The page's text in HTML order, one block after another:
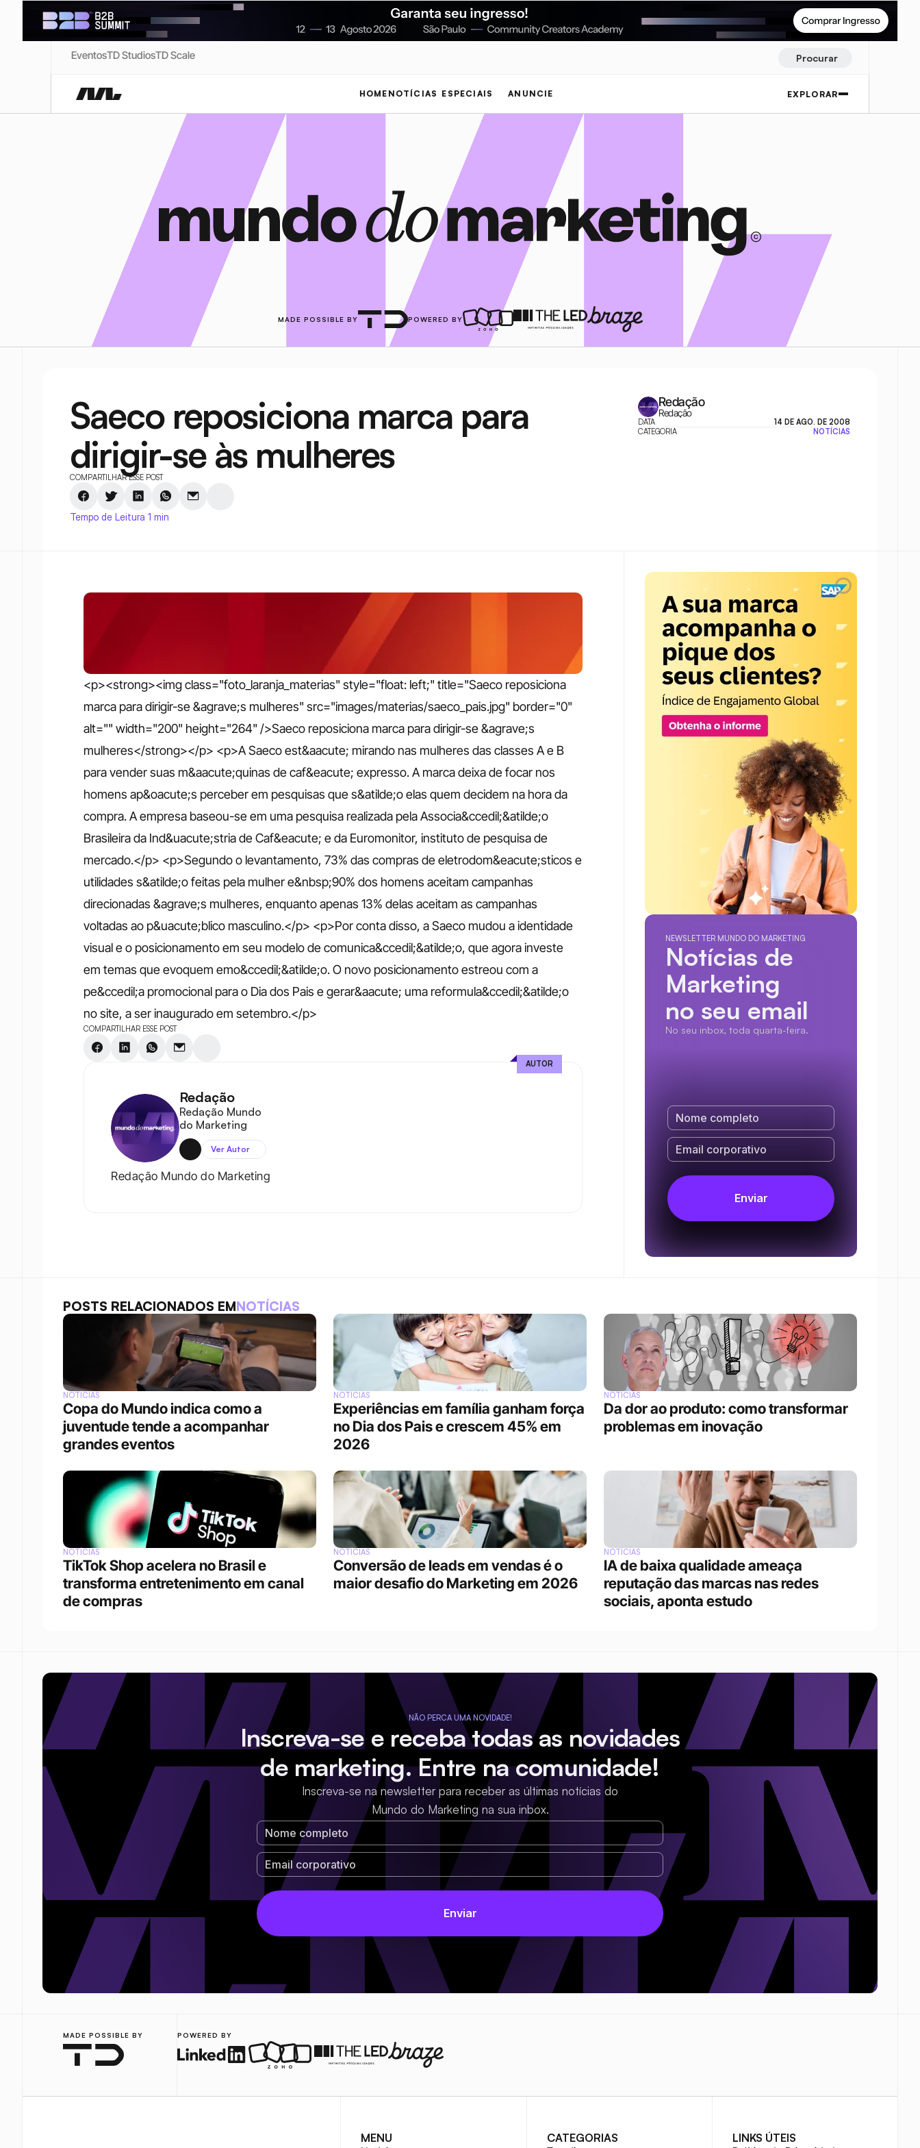
EventosTD StudiosTD Scale Procurar
HOME NOTÍCIAS ESPECIAIS ANUNCIE EXPLORAR
MADE POSSIBLE BY POWERED BY
Saeco reposiciona marca para
dirigir-se às mulheres
COMPARTILHAR ESSE POST
Tempo de Leitura 1 min
Redação
Redação
DATA
14 DE AGO. DE 2008
CATEGORIA
NOTÍCIAS
<p><strong><img class="foto_laranja_materias" style="float: left;" title="Saeco reposiciona
marca para dirigir-se &agrave;s mulheres" src="images/materias/saeco_pais.jpg" border="0"
alt="" width="200" height="264" />Saeco reposiciona marca para dirigir-se &agrave;s
mulheres</strong></p> <p>A Saeco est&aacute; mirando nas mulheres das classes A e B
para vender suas m&aacute;quinas de caf&eacute; expresso. A marca deixa de focar nos
homens ap&oacute;s perceber em pesquisas que s&atilde;o elas quem decidem na hora da
compra. A empresa baseou-se em uma pesquisa realizada pela Associa&ccedil;&atilde;o
Brasileira da Ind&uacute;stria de Caf&eacute; e da Euromonitor, instituto de pesquisa de
mercado.</p> <p>Segundo o levantamento, 73% das compras de eletrodom&eacute;sticos e
utilidades s&atilde;o feitas pela mulher e&nbsp;90% dos homens aceitam campanhas
direcionadas &agrave;s mulheres, enquanto apenas 13% delas aceitam as campanhas
voltadas ao p&uacute;blico masculino.</p> <p>Por conta disso, a Saeco mudou a identidade
visual e o posicionamento em seu modelo de comunica&ccedil;&atilde;o, que agora investe
em temas que evoquem emo&ccedil;&atilde;o. O novo posicionamento estreou com a
pe&ccedil;a promocional para o Dia dos Pais e gerar&aacute; uma reformula&ccedil;&atilde;o
no site, a ser inaugurado em setembro.</p>
COMPARTILHAR ESSE POST
Redação
Redação Mundo
do Marketing
Ver Autor
Redação Mundo do Marketing
AUTOR
NEWSLETTER MUNDO DO MARKETING
Notícias de
Marketing
no seu email
No seu inbox, toda quarta-feira.
POSTS RELACIONADOS EMNOTÍCIAS
NOTÍCIAS
Copa do Mundo indica como a
juventude tende a acompanhar
grandes eventos
NOTÍCIAS
Experiências em família ganham força
no Dia dos Pais e crescem 45% em
2026
NOTÍCIAS
Da dor ao produto: como transformar
problemas em inovação
NOTÍCIAS
TikTok Shop acelera no Brasil e
transforma entretenimento em canal
de compras
NOTÍCIAS
Conversão de leads em vendas é o
maior desafio do Marketing em 2026
NOTÍCIAS
IA de baixa qualidade ameaça
reputação das marcas nas redes
sociais, aponta estudo
NÃO PERCA UMA NOVIDADE!
Inscreva-se e receba todas as novidades
de marketing. Entre na comunidade!
Inscreva-se na newsletter para receber as últimas notícias do
Mundo do Marketing na sua inbox.
MADE POSSIBLE BY POWERED BY
MENU CATEGORIAS LINKS ÚTEIS